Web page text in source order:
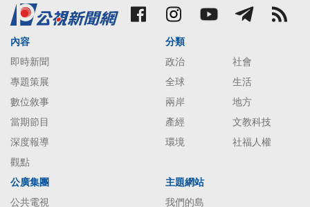
內容
即時新聞
專題策展
數位敘事
當期節目
深度報導
觀點
分類
政治
社會
全球
生活
兩岸
地方
產經
文教科技
環境
社福人權
公廣集團
公共電視
主題網站
我們的島